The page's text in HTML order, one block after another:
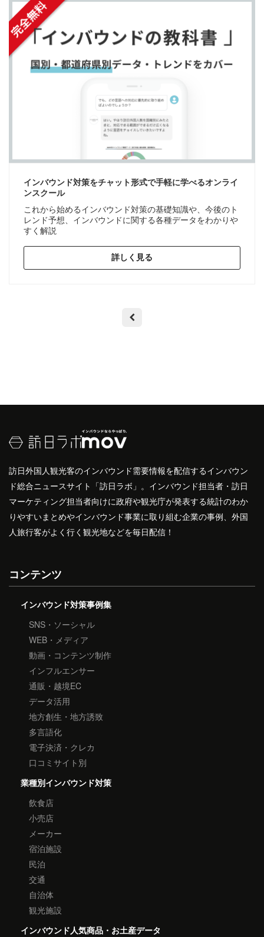
インバウンド対策をチャット形式で手軽に学べるオンライ
ンスクール
これから始めるインバウンド対策の基礎知識や、今後のト
レンド予想、インバウンドに関する各種データをわかりや
すく解説
詳しく見る
訪日外国人観光客のインバウンド需要情報を配信するインバウン
ド総合ニュースサイト「訪日ラボ」。インバウンド担当者・訪日
マーケティング担当者向けに政府や観光庁が発表する統計のわか
りやすいまとめやインバウンド事業に取り組む企業の事例、外国
人旅行客がよく行く観光地などを毎日配信！
コンテンツ
インバウンド対策事例集
SNS・ソーシャル
WEB・メディア
動画・コンテンツ制作
インフルエンサー
通販・越境EC
データ活用
地方創生・地方誘致
多言語化
電子決済・クレカ
口コミサイト別
業種別インバウンド対策
飲食店
小売店
メーカー
宿泊施設
民泊
交通
自治体
観光施設
インバウンド人気商品・お土産データ